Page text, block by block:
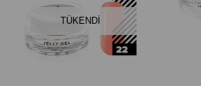
TÜKENDI